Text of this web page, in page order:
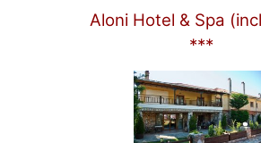
Aloni Hotel & Spa
***